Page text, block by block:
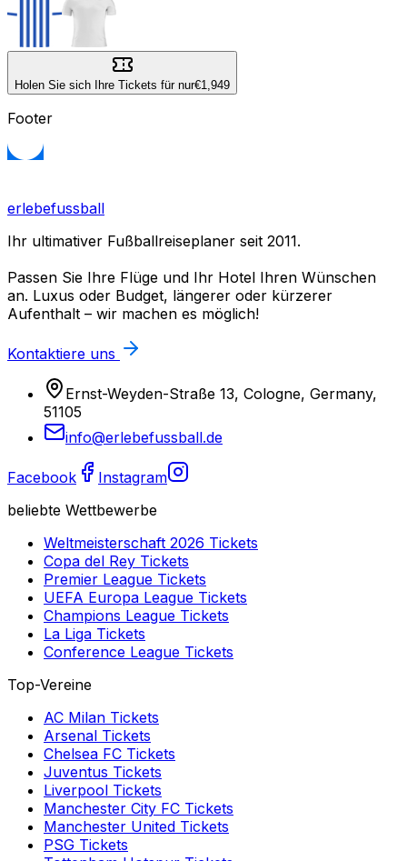
Holen Sie sich Ihre Tickets für nur€1,949
Footer
erlebefussball
Ihr ultimativer Fußballreiseplaner seit 2011.
Passen Sie Ihre Flüge und Ihr Hotel Ihren Wünschen
an. Luxus oder Budget, längerer oder kürzerer
Aufenthalt – wir machen es möglich!
Kontaktiere uns
Ernst-Weyden-Straße 13, Cologne, Germany,
51105
info@erlebefussball.de
Facebook
Instagram
beliebte Wettbewerbe
Weltmeisterschaft 2026 Tickets
Copa del Rey Tickets
Premier League Tickets
UEFA Europa League Tickets
Champions League Tickets
La Liga Tickets
Conference League Tickets
Top-Vereine
AC Milan Tickets
Arsenal Tickets
Chelsea FC Tickets
Juventus Tickets
Liverpool Tickets
Manchester City FC Tickets
Manchester United Tickets
PSG Tickets